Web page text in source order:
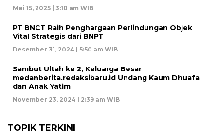
Mei 15, 2025 | 3:10 am WIB
PT BNCT Raih Penghargaan Perlindungan Objek
Vital Strategis dari BNPT
Desember 31, 2024 | 5:50 am WIB
Sambut Ultah ke 2, Keluarga Besar
medanberita.redaksibaru.id Undang Kaum Dhuafa
dan Anak Yatim
November 23, 2024 | 2:39 am WIB
TOPIK TERKINI